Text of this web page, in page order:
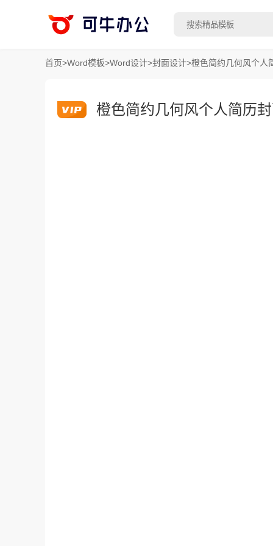
首页>Word模板>Word设计>封面设计>橙色简约几何风个人
橙色简约几何风个人简历